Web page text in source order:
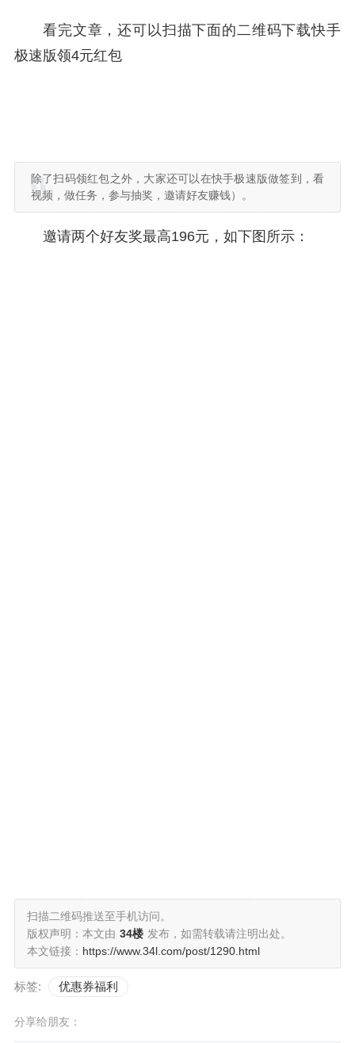
看完文章，还可以扫描下面的二维码下载快手
极速版领4元红包
除了扫码领红包之外，大家还可以在快手极速版做签到，看
视频，做任务，参与抽奖，邀请好友赚钱）。
邀请两个好友奖最高196元，如下图所示：
扫描二维码推送至手机访问。
版权声明：本文由 34楼 发布，如需转载请注明出处。
本文链接： https://www.34l.com/post/1290.html
标签: 优惠券福利
分享给朋友：